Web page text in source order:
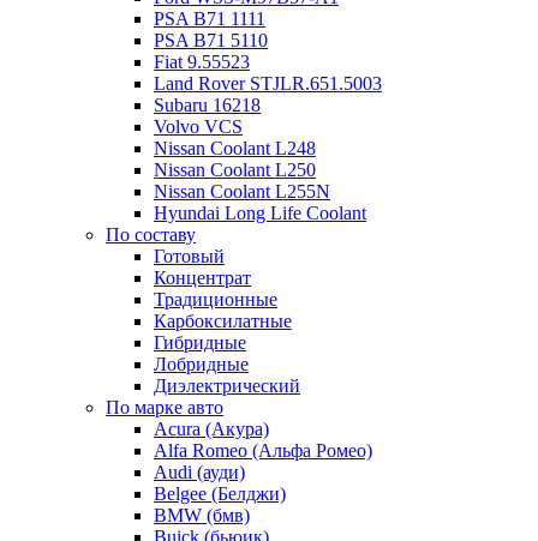
PSA B71 1111
PSA B71 5110
Fiat 9.55523
Land Rover STJLR.651.5003
Subaru 16218
Volvo VCS
Nissan Coolant L248
Nissan Coolant L250
Nissan Coolant L255N
Hyundai Long Life Coolant
По составу
Готовый
Концентрат
Традиционные
Карбоксилатные
Гибридные
Лобридные
Диэлектрический
По марке авто
Acura (Акура)
Alfa Romeo (Альфа Ромео)
Audi (ауди)
Belgee (Белджи)
BMW (бмв)
Buick (бьюик)